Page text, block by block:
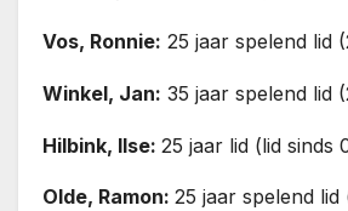
Vos, Ronnie: 25 jaar spelend lid
Winkel, Jan: 35 jaar spelend lid
Hilbink, Ilse: 25 jaar lid (lid sinds
Olde, Ramon: 25 jaar spelend lid